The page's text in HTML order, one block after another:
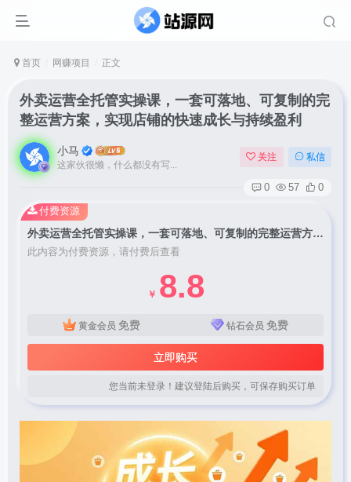
首页 网赚项目 正文
外卖运营全托管实操课，一套可落地、可复制的完
整运营方案，实现店铺的快速成长与持续盈利
小马
这家伙很懒，什么都没有写...
关注 私信
0 57 0
外卖运营全托管实操课，一套可落地、可复制的完整运营方案，实现店铺的快速成长与持续盈利
此内容为付费资源，请付费后查看
￥ 8.8
黄金会员 免费 钻石会员 免费
立即购买
您当前未登录！建议登陆后购买，可保存购买订单
付费资源